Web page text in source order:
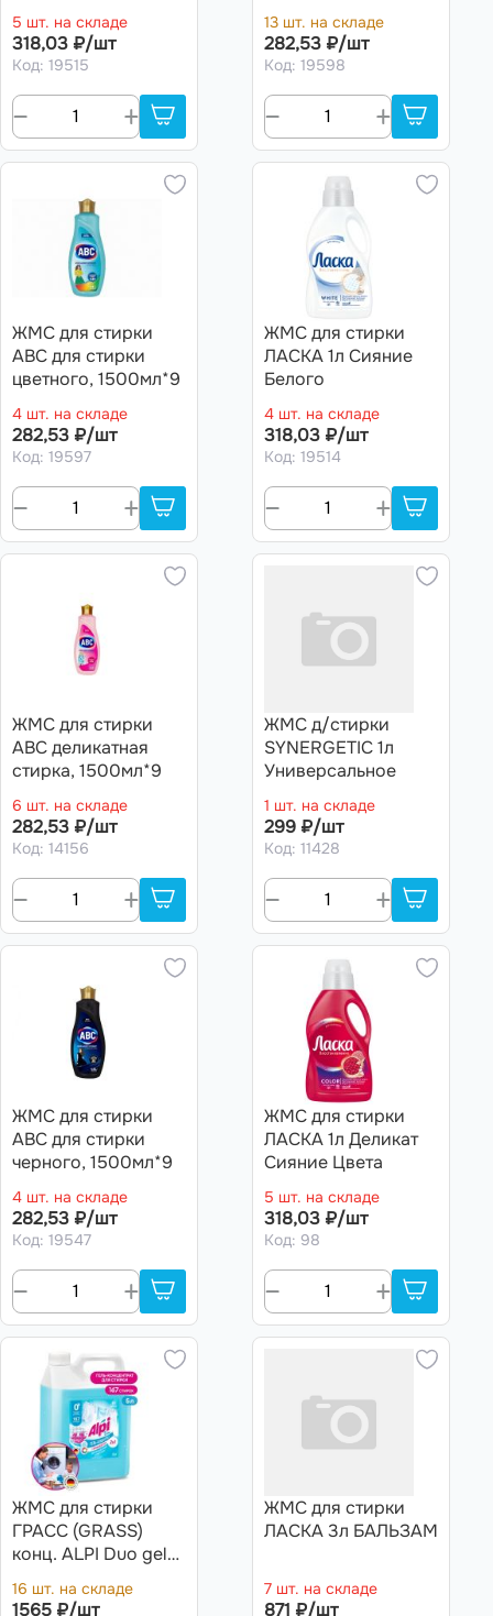
5 шт. на складе
318,03 ₽/шт
Код: 19515
13 шт. на складе
282,53 ₽/шт
Код: 19598
ЖМС для стирки
ABC для стирки
цветного, 1500мл*9
4 шт. на складе
282,53 ₽/шт
Код: 19597
ЖМС для стирки
ЛАСКА 1л Сияние
Белого
4 шт. на складе
318,03 ₽/шт
Код: 19514
ЖМС для стирки
ABC деликатная
стирка, 1500мл*9
6 шт. на складе
282,53 ₽/шт
Код: 14156
ЖМС д/стирки
SYNERGETIC 1л
Универсальное
1 шт. на складе
299 ₽/шт
Код: 11428
ЖМС для стирки
ABC для стирки
черного, 1500мл*9
4 шт. на складе
282,53 ₽/шт
Код: 19547
ЖМС для стирки
ЛАСКА 1л Деликат
Сияние Цвета
5 шт. на складе
318,03 ₽/шт
Код: 98
ЖМС для стирки
ГРАСС (GRASS)
конц. ALPI Duo gel
125787
16 шт. на складе
1565 ₽/шт
ЖМС для стирки
ЛАСКА 3л БАЛЬЗАМ
7 шт. на складе
871 ₽/шт